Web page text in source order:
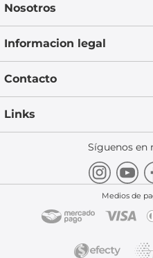
Nosotros
Informacion legal
Contacto
Links
Síguenos en
Medios de